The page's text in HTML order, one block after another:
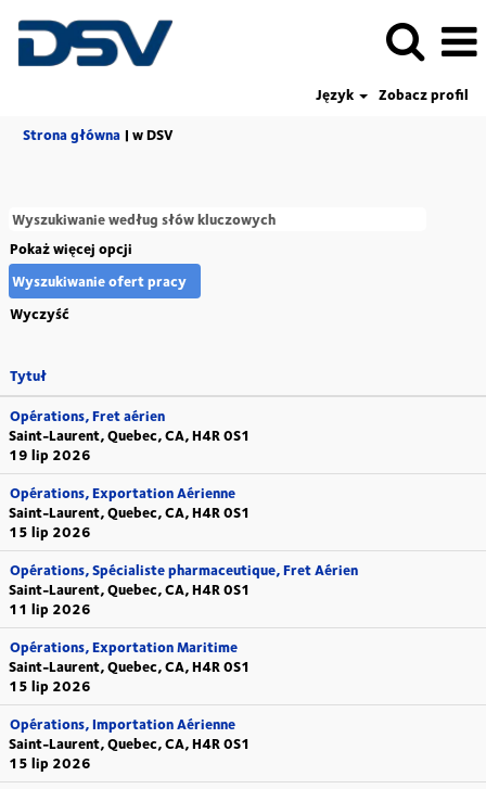
Język
Zobacz profil
Strona główna | w DSV(bieżąca
Pokaż więcej opcji
Wyczyść
Tytuł
Opérations, Fret aérien
Saint-Laurent, Quebec, CA, H4R 0S1
19 lip 2026
Opérations, Exportation Aérienne
Saint-Laurent, Quebec, CA, H4R 0S1
15 lip 2026
Opérations, Spécialiste pharmaceutique, Fret Aérien
Saint-Laurent, Quebec, CA, H4R 0S1
11 lip 2026
Opérations, Exportation Maritime
Saint-Laurent, Quebec, CA, H4R 0S1
15 lip 2026
Opérations, Importation Aérienne
Saint-Laurent, Quebec, CA, H4R 0S1
15 lip 2026